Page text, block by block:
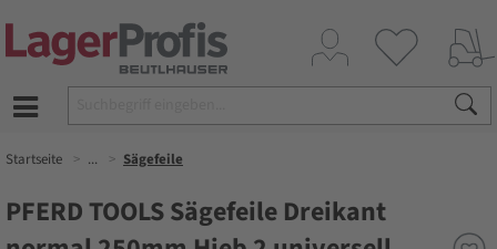
Startseite ... Sägefeile
PFERD TOOLS Sägefeile Dreikant